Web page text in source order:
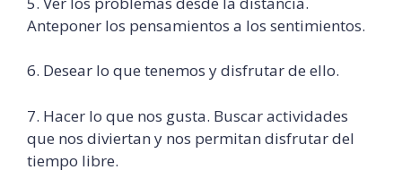
Anteponer los pensamientos a los sentimientos.
6. Desear lo que tenemos y disfrutar de ello.
7. Hacer lo que nos gusta. Buscar actividades
que nos diviertan y nos permitan disfrutar del
tiempo libre.